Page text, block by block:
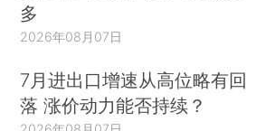
多
2026年08月07日
7月进出口增速从高位略有回
落 涨价动力能否持续？